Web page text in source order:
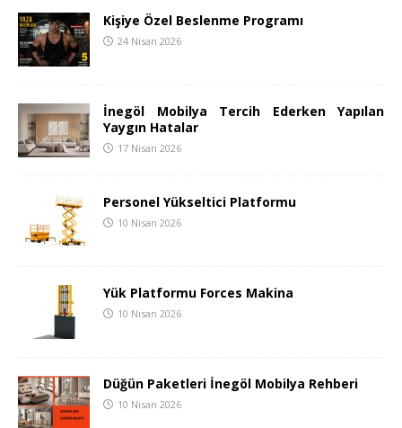
Kişiye Özel Beslenme Programı
24 Nisan 2026
İnegöl Mobilya Tercih Ederken Yapılan
Yaygın Hatalar
17 Nisan 2026
Personel Yükseltici Platformu
10 Nisan 2026
Yük Platformu Forces Makina
10 Nisan 2026
Düğün Paketleri İnegöl Mobilya Rehberi
10 Nisan 2026